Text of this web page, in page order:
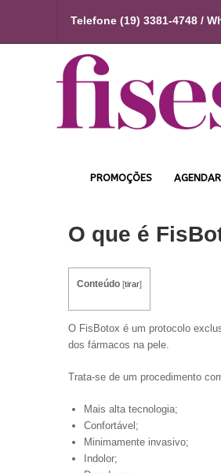
Telefone (19) 3381-4748 /
PROMOÇÕES
O que é
Conteúdo [tirar]
O FisBotox é um protocolo
dos fármacos na pele.
Trata-se de um procedimento
Mais alta tecnologia;
Confortável;
Minimamente invasivo;
Indolor;